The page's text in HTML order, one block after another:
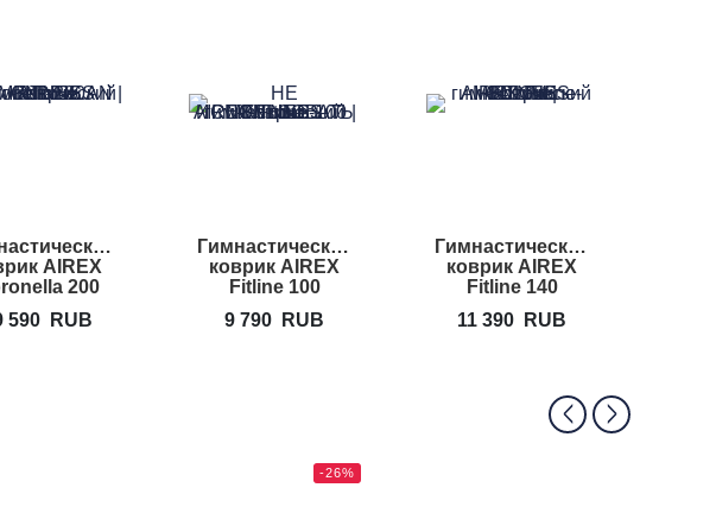
AIREX
200
590
RUB
Гимнастический
коврик AIREX
Fitline 100
9 790
RUB
Гимнастический
коврик AIREX
Fitline 140
11 390
RUB
-26%